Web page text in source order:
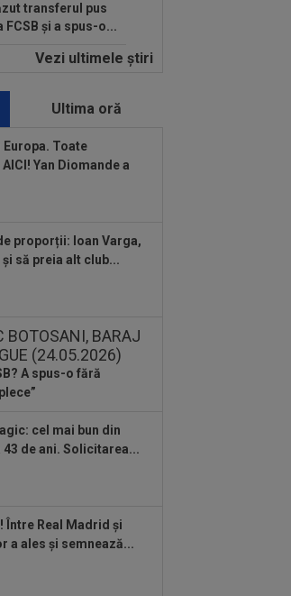
transferul pus
FCSB și a spus-o...
ANAD, la scurt
A reziliat
luată de Real
”l-a furat” pe
VIDEO, ora
1. Se anunță
- Gloria Bistrița,
a
Vezi ultimele ştiri
Ultima oră
Europa. Toate
Yan Diomande a
proporții: Ioan Varga,
să preia alt club...
A spus-o fără
cel mai bun din
de ani. Solicitarea...
Între Real Madrid și
a ales și semnează...